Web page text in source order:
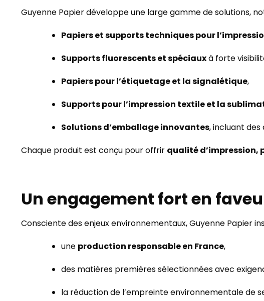
Guyenne Papier développe une large gamme de solutions,
Papiers et supports techniques pour
Supports fluorescents et spéciauxà forte
Papiers pour l’étiquetage et la signalétique,
Supports pour l’impression textile et la
Solutions d’emballage innovantes, incluant
Chaque produit est conçu pour offrir qualité
Un engagement fort en
Consciente des enjeux environnementaux, Guyenne Papier
une production responsable en France,
des matières premières sélectionnées avec
la réduction de l’empreinte environnementale de